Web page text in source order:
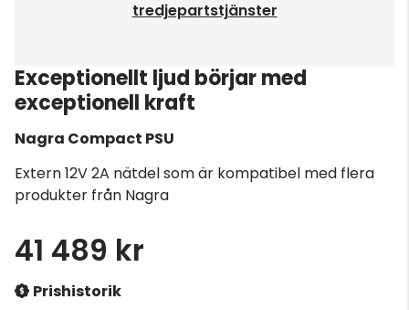
tredjepartstjänster
Exceptionellt ljud börjar med
exceptionell kraft
Nagra Compact PSU
Extern 12V 2A nätdel som är kompatibel med flera
produkter från Nagra
41 489 kr
Prishistorik